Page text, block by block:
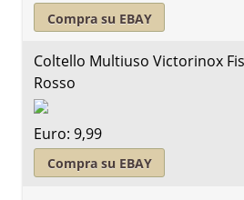
Compra su EBAY
Coltello Multiuso Victorinox
Rosso
Euro: 9,99
Compra su EBAY